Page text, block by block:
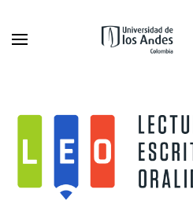
Ir al contenido principal